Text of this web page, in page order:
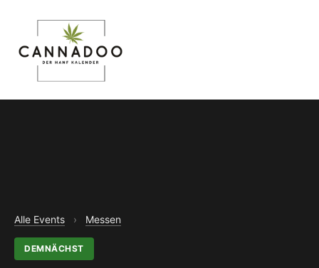
Alle Events › Messen
DEMNÄCHST